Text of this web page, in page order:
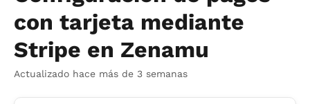
con tarjeta mediante
Stripe en Zenamu
Actualizado hace más de 3 semanas